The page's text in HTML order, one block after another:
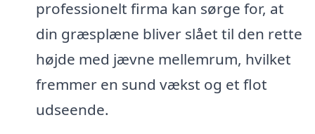
professionelt firma kan sørge for, at
din græsplæne bliver slået til den rette
højde med jævne mellemrum, hvilket
fremmer en sund vækst og et flot
udseende.